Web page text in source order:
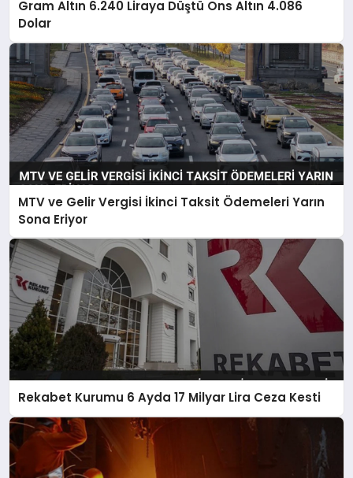
Gram Altın 6.240 Liraya Düştü Ons Altın 4.086
Dolar
MTV ve Gelir Vergisi İkinci Taksit Ödemeleri Yarın
Sona Eriyor
Rekabet Kurumu 6 Ayda 17 Milyar Lira Ceza Kesti